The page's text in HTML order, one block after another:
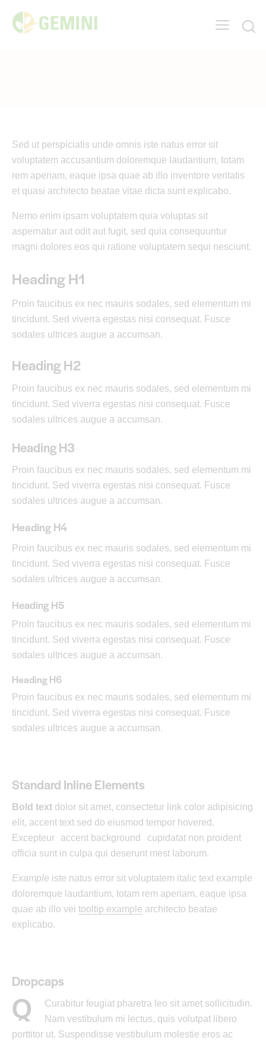
Sed ut perspiciatis unde omnis iste natus error sit
voluptatem accusantium doloremque laudantium, totam
rem aperiam, eaque ipsa quae ab illo inventore veritatis
et quasi architecto beatae vitae dicta sunt explicabo.
Nemo enim ipsam voluptatem quia voluptas sit
aspernatur aut odit aut fugit, sed quia consequuntur
magni dolores eos qui ratione voluptatem sequi nesciunt.
Heading H1
Proin faucibus ex nec mauris sodales, sed elementum mi
tincidunt. Sed viverra egestas nisi consequat. Fusce
sodales ultrices augue a accumsan.
Heading H2
Proin faucibus ex nec mauris sodales, sed elementum mi
tincidunt. Sed viverra egestas nisi consequat. Fusce
sodales ultrices augue a accumsan.
Heading H3
Proin faucibus ex nec mauris sodales, sed elementum mi
tincidunt. Sed viverra egestas nisi consequat. Fusce
sodales ultrices augue a accumsan.
Heading H4
Proin faucibus ex nec mauris sodales, sed elementum mi
tincidunt. Sed viverra egestas nisi consequat. Fusce
sodales ultrices augue a accumsan.
Heading H5
Proin faucibus ex nec mauris sodales, sed elementum mi
tincidunt. Sed viverra egestas nisi consequat. Fusce
sodales ultrices augue a accumsan.
Heading H6
Proin faucibus ex nec mauris sodales, sed elementum mi
tincidunt. Sed viverra egestas nisi consequat. Fusce
sodales ultrices augue a accumsan.
Standard Inline Elements
Bold text dolor sit amet, consectetur link color adipisicing
elit, accent text sed do eiusmod tempor hovered.
Excepteur
accent background
cupidatat non proident
officia sunt in culpa qui deserunt mest laborum.
Example iste natus error sit voluptatem italic text example
doloremque laudantium, totam rem aperiam, eaque ipsa
quae ab illo vei tooltip example architecto beatae
explicabo.
Dropcaps
Q
Curabitur feugiat pharetra leo sit amet sollicitudin.
Nam vestibulum mi lectus, quis volutpat libero
porttitor ut. Suspendisse vestibulum molestie eros ac